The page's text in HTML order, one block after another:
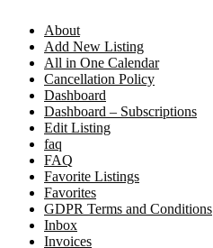
About
Add New Listing
All in One Calendar
Cancellation Policy
Dashboard
Dashboard – Subscriptions
Edit Listing
faq
FAQ
Favorite Listings
Favorites
GDPR Terms and Conditions
Inbox
Invoices